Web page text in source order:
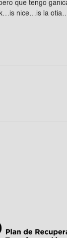
que tengo
nice…is la